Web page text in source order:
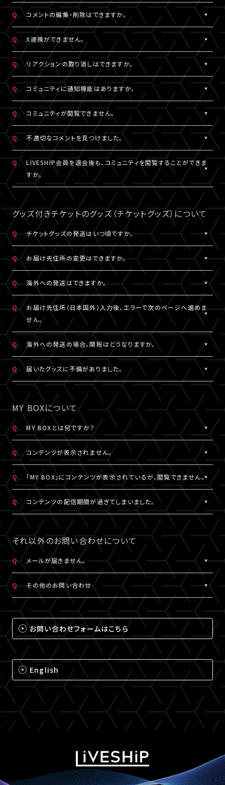
※正しくお支払いいただけなかった場合、付与したポイントを回収
させていただく場合がございます。
度などは異なります。予めご了承ください。
ができます。
です。
絵文字・機種依存文字等が含まれている場合は登録できませんの
でご注意ください。
なお、ユーザーがニックネームを変更した場合であっても、過去の
コメントのニックネームは変更されず、変更前のニックネームが表
示されます。
※ニックネームの登録・編集は配信視聴ページからも設定いただ
けます。
※チャット機能が設定されている配信では、コミュニティ機能とチ
ャット機能のニックネーム設定は連動されます。
A. コミュニティ機能ガイドラインに反している可能性がございます。
入力内容を変更してもコメントができない場合は
こちら
にお問い合
わせください。
Q. コメントの編集・削除はできますか。
A.
ご自身のコメントは「削除する」より削除することができます。
ただし、一度投稿済みのコメントを編集することはできません。編
集したい場合は、投稿済みのコメントを削除してから新たにコメン
トしていただく必要がございます。
Q. X連携ができません。
A.
X連携は「マイページ」内「投稿設定」にて設定が可能です。
詳しくは こちらをご確認ください。
※X連携は配信視聴ページからも設定いただけます。
※公演によってはX連携をご利用いただけない場合があります。
Q. リアクションの取り消しはできますか。
A.
ご自身でつけたリアクションは再度「♡」を押していただくことで取
り消しすることができます。
Q. コミュニティに通知機能はありますか。
A.
現在、通知機能はございません。
コンテンツの投稿、コメント、リアクションはユーザーへ通知され
ません。
Q. コミュニティが閲覧できません。
A.
コミュニティが表示されない場合は、コミュニティ機能実施期間外
であるか、対象外の視聴チケットを購入されている可能性がありま
コミュニティの実施有無や、実施期間については、各公演のチケッ
ト販売ページなどでご確認ください。
Q. 不適切なコメントを見つけました。
コミュニティ機能ガイドラインに反するコメントなどを見つけた場
合は、コメント内の「報告する」ボタンより管理者に報告をすること
ができます。
なお、通報機能は報告された当該コメントの削除を保証するもの
ではございません。
Q.
LIVESHIP会員を退会後も、コミュニティを閲覧することができま
すか。
A.
LIVESHIP会員を退会された場合は、コミュニティ機能提供期間内
であってもご利用・閲覧いただけなくなります。
なお、過去のコメント・リアクション及びニックネームは、LIVESHIP
会員を退会された場合でも引き続きコミュニティに掲載されます。
予めご了承ください。
グッズ付きチケットのグッズ（チケットグッズ）について
Q. チケットグッズの発送はいつ頃ですか。
A.
公演・券種により異なります。
「マイページ」内「チケット購入情報」にて発送状況の確認ができま
す。
※チケットグッズの発送後、「チケットグッズ発送完了のお知らせ」
メールが配信されます。
通信の関係上、メールが届かない可能性もございますので、必ず、
「マイページ」内「チケット購入情報」よりご確認ください。
Q. お届け先住所の変更はできますか。
A.
購入後、「マイページ」内「チケット購入情報」にて、配送状況が「出
荷準備前」の場合に変更が可能です。
※発送先が日本国外の場合、購入後の住所変更はできません。予
めご了承ください。
Q. 海外への発送はできますか。
A.
公演・券種により異なります。チケット販売ページにてご確認くださ
い。
日本国外の郵便番号をご入力する際に、正しく入力しているにも関
わらずシステムの仕様上エラーとなる場合がございます。
その場合は、末尾1桁か2桁を削除、もしくは未記入にてお手続きを
お試しください。
なお、日本国外への配送はDHLを利用しております。
DHLが配送対象としていない国・地域への配送はできかねます。
予め、ご了承ください。
Q.
お届け先住所（日本国外）入力後、エラーで次のページへ進めま
せん。
A.
日本国外の郵便番号を入力する際、システムの仕様上、正しく郵便
番号を入力しているにも関わらずエラーとなる場合がございます。
その場合は、末尾1桁か2桁を削除、もしくは未記入にてお手続きを
お試しください。
Q. 海外への発送の場合、関税はどうなりますか。
A.
関税はお客様ご自身でお支払いください。関税の計算は各国税関
の判断によります。
また、現地税関での商品配達停止に関しては、当サービスは一切
の責任を負いかねます。
DHLにおきましては現地カスタマーサービスにお問い合わせくだ
さい。
http://www.dhl.com/en/contact_center.html
Q. 届いたグッズに不備がありました。
A.
お手数ですが、詳細を記載のうえ、商品到着後14日以内に下記よ
りお問い合わせください。
グッズ配送・お届け済み商品に関して
【A!SMART お問い合わせ窓口】
https://www.asmart.jp/support
MY BOXについて
Q. MY BOXとは何ですか？
A.
ご購入の視聴チケットやグッズの条件に応じて、動画や画像などの
コンテンツが配信される機能です。
コンテンツの配信がある場合、視聴チケットやグッズを購入したA!-
ID（メールアドレス）とパスワードでログインのうえ、「マイページ」
内「MY BOX」から確認することができます。
コンテンツの配信有無や、配信期間については、各公演のチケット
販売ページやグッズ商品詳細ページ、MY BOXなどでご確認くださ
Q. コンテンツが表示されません。
A.
コンテンツが表示されない場合は、コンテンツ配信期間外である
か、配信対象外の視聴チケットやグッズを購入されている可能性が
あります。
コンテンツ配信期間は、各公演のチケット販売ページやグッズ商品
詳細ページ、MY BOXなどでご確認ください。
※チケットの購入情報は、「マイページ」内「チケット購入情報」にて
ご確認ください。
Q. 「MY BOX」にコンテンツが表示されているが、閲覧できません。
A.
コンテンツが「MY BOX」に表示されているにも関わらず閲覧でき
ない場合、コンテンツ配信期間を経過したか、ご利用端末が推奨環
境ではない可能性があります。
推奨環境は
こちら
よりご確認ください。
スマートフォン、タブレットをご利用の場合、LINEやメール等のアプ
リ内ブラウジングではなく、推奨環境にある指定のブラウザ
（iPhone・iPadの場合は「Safari」、Androidの場合は
「Chrome」）にて閲覧ください。
なお、MY BOXで配信されるコンテンツは、視聴プレイヤーに
ChromecastとAirPlayのアイコンは表示されません。予めご了承
ください。
Q. コンテンツの配信期間が過ぎてしまいました。
A.
配信期間終了後のコンテンツは、再配信いたしません。予めご了承
ください。
それ以外のお問い合わせについて
Q. メールが届きません。
メールが届かない場合は、下記ドメインの受信設定をお願いいた
します。
※メールの再配信はできません。迷惑メールフォルダをご確認くだ
@liveship.tokyo
@id.amob.jp
Q. その他のお問い合わせ
A.
それ以外のお問い合わせについては、下記のいずれかの方法でお
問い合わせください。
【LIVESHIPお問い合わせ窓口】
https://liveship.tokyo/mob/form/inquAdd.php?site=LS
グッズ配送・お届け済み商品に関して
【A!SMART お問い合わせ窓口】
https://www.asmart.jp/support
お問い合わせフォームはこちら
English